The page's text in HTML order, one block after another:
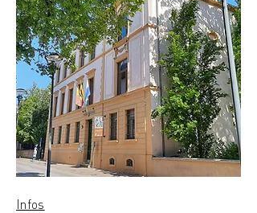
Infos